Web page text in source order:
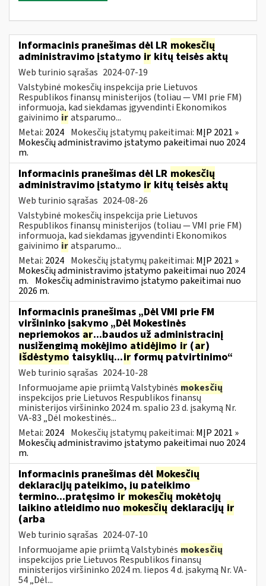
Informacinis pranešimas dėl LR mokesčių
administravimo įstatymo ir kitų teisės aktų
Web turinio sąrašas 2024-07-19
Valstybinė mokesčių inspekcija prie Lietuvos
Respublikos finansų ministerijos (toliau — VMI prie FM)
informuoja, kad siekdamas įgyvendinti Ekonomikos
gaivinimo iratsparumo...
Metai: 2024 Mokesčių įstatymų pakeitimai: MĮP 2021 »
Mokesčių administravimo įstatymo pakeitimai nuo 2024
m.
Informacinis pranešimas dėl LR mokesčių
administravimo įstatymo ir kitų teisės aktų
Web turinio sąrašas 2024-08-26
Valstybinė mokesčių inspekcija prie Lietuvos
Respublikos finansų ministerijos (toliau — VMI prie FM)
informuoja, kad siekdamas įgyvendinti Ekonomikos
gaivinimo iratsparumo...
Metai: 2024 Mokesčių įstatymų pakeitimai: MĮP 2021 »
Mokesčių administravimo įstatymo pakeitimai nuo 2024
m. Mokesčių administravimo įstatymo pakeitimai nuo
2026 m.
Informacinis pranešimas „Dėl VMI prie FM
viršininko įsakymo „Dėl Mokestinės
nepriemokos ar...baudos už administracinį
nusižengimą mokėjimo atidėjimo ir (ar)
išdėstymo taisyklių...irformų patvirtinimo“
Web turinio sąrašas 2024-10-28
Informuojame apie priimtą Valstybinės mokesčių
inspekcijos prie Lietuvos Respublikos finansų
ministerijos viršininko 2024 m. spalio 23 d. įsakymą Nr.
VA-83 „Dėl mokestinės...
Metai: 2024 Mokesčių įstatymų pakeitimai: MĮP 2021 »
Mokesčių administravimo įstatymo pakeitimai nuo 2024
m.
Informacinis pranešimas dėl Mokesčių
deklaracijų pateikimo, jų pateikimo
termino...pratęsimo ir mokesčių mokėtojų
laikino atleidimo nuomokesčiųdeklaracijų ir
(arba
Web turinio sąrašas 2024-07-10
Informuojame apie priimtą Valstybinės mokesčių
inspekcijos prie Lietuvos Respublikos finansų
ministerijos viršininko 2024 m. liepos 4 d. įsakymą Nr. VA-
54 „Dėl...